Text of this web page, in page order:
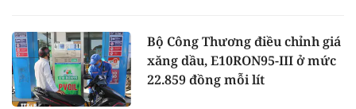
Bộ Công Thương điều chỉnh giá
xăng dầu, E10RON95-III ở mức
22.859 đồng mỗi lít